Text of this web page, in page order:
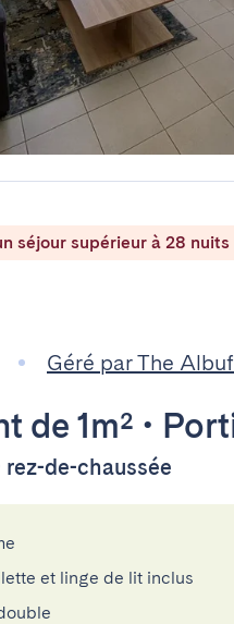
séjour supérieur à 28 nuits
Géré par The
de 1m² •
rez-de-chaussée
et linge de lit inclus